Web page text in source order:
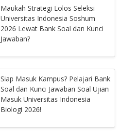
Maukah Strategi Lolos Seleksi
Universitas Indonesia Soshum
2026 Lewat Bank Soal dan Kunci
Jawaban?
Siap Masuk Kampus? Pelajari Bank
Soal dan Kunci Jawaban Soal Ujian
Masuk Universitas Indonesia
Biologi 2026!